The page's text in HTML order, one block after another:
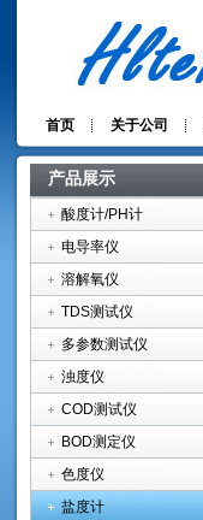
首页 关于公司
产品展示
酸度计/PH计
电导率仪
溶解氧仪
TDS测试仪
多参数测试仪
浊度仪
COD测试仪
BOD测定仪
色度仪
盐度计